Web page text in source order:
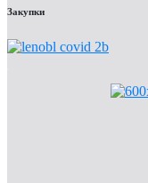
Закупки